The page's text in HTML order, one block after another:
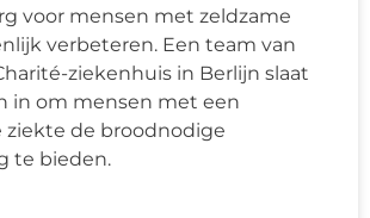
voor mensen met zeldzame
verbeteren. Een team van
ziekenhuis in Berlijn slaat
in om mensen met een
ziekte de broodnodige
te bieden.